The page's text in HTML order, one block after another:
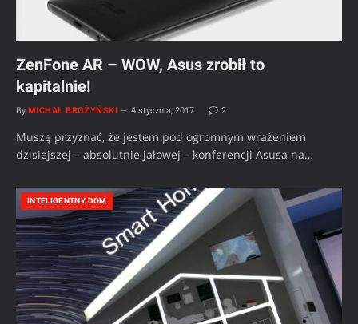
ZenFone AR – WOW, Asus zrobił to
kapitalnie!
By MICHAŁ BROŻYŃSKI 4 stycznia, 2017 2
Muszę przyznać, że jestem pod ogromnym wrażeniem
dzisiejszej – absolutnie jałowej – konferencji Asusa na…
INTELIGENTNY DOM